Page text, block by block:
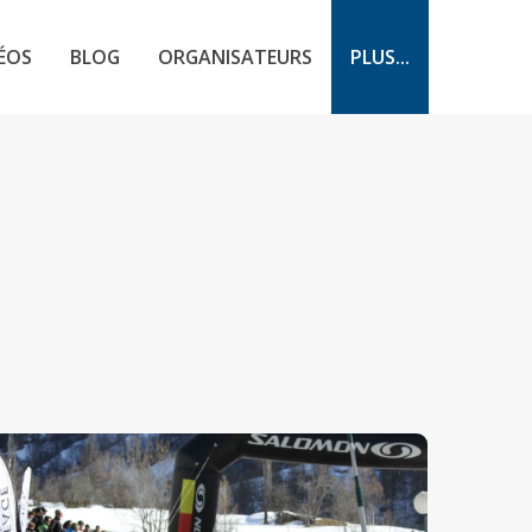
BLOG ORGANISATEURS PLUS...